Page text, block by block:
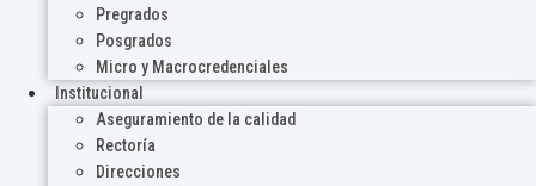
Pregrados
Posgrados
Micro y Macrocredenciales
Institucional
Aseguramiento de la calidad
Rectoría
Direcciones